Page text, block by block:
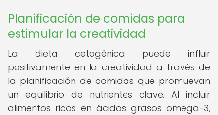
Planificación de comidas para
estimular la creatividad
La dieta cetogénica puede influir
positivamente en la creatividad a través de
la planificación de comidas que promuevan
un equilibrio de nutrientes clave. Al incluir
alimentos ricos en ácidos grasos omega-3,